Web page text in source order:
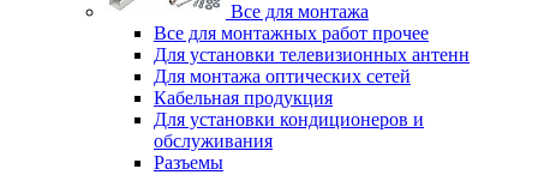
Все для монтажа
Все для монтажных работ прочее
Для установки телевизионных антенн
Для монтажа оптических сетей
Кабельная продукция
Для установки кондиционеров и
обслуживания
Разъемы